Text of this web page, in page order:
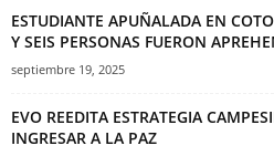
ESTUDIANTE APUÑALADA EN
Y SEIS PERSONAS FUERON
septiembre 19, 2025
EVO REEDITA ESTRATEGIA
INGRESAR A LA PAZ